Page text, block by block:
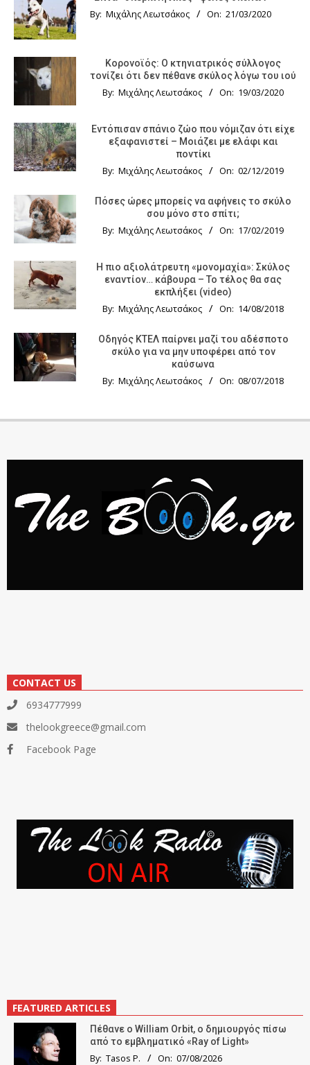
By: Μιχάλης Λεωτσάκος On: 21/03/2020
Κορονοϊός: Ο κτηνιατρικός σύλλογος
τονίζει ότι δεν πέθανε σκύλος λόγω του ιού
By: Μιχάλης Λεωτσάκος On: 19/03/2020
Εντόπισαν σπάνιο ζώο που νόμιζαν ότι είχε
εξαφανιστεί – Μοιάζει με ελάφι και
ποντίκι
By: Μιχάλης Λεωτσάκος On: 02/12/2019
Πόσες ώρες μπορείς να αφήνεις το σκύλο
σου μόνο στο σπίτι;
By: Μιχάλης Λεωτσάκος On: 17/02/2019
Η πιο αξιολάτρευτη «μονομαχία»: Σκύλος
εναντίον… κάβουρα – Το τέλος θα σας
εκπλήξει (video)
By: Μιχάλης Λεωτσάκος On: 14/08/2018
Οδηγός KTΕΛ παίρνει μαζί του αδέσποτο
σκύλο για να μην υποφέρει από τον
καύσωνα
By: Μιχάλης Λεωτσάκος On: 08/07/2018
CONTACT US
6934777999
thelookgreece@gmail.com
Facebook Page
FEATURED ARTICLES
Πέθανε ο William Orbit, ο δημιουργός πίσω
από το εμβληματικό «Ray of Light»
By: Tasos P. On: 07/08/2026